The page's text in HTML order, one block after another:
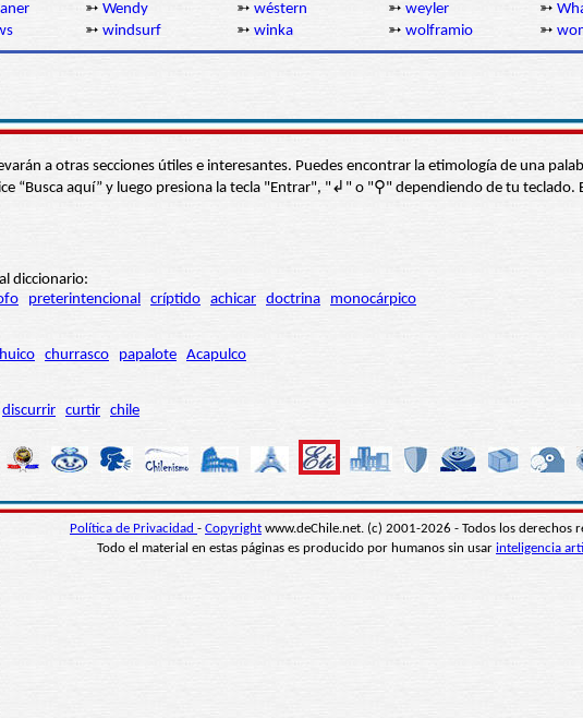
➳ Wendy ➳ wéstern ➳ weyler ➳
➳ windsurf ➳ winka ➳ wolframio ➳
a otras secciones útiles e interesantes. Puedes encontrar la etimología de una
“Busca aquí” y luego presiona la tecla "Entrar", "↲" o "⚲" dependiendo de tu
diccionario:
preterintencional críptido achicar doctrina monocárpico
churrasco papalote Acapulco
discurrir curtir chile
Política de Privacidad - Copyright www.deChile.net. (c) 2001-2026 - Todos los derechos
Todo el material en estas páginas es producido por humanos sin usar inteligencia